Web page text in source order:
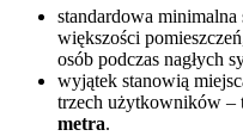
standardowa
większości
osób podczas nagłych
wyjątek stanowią
trzech użytkowników –
metra.